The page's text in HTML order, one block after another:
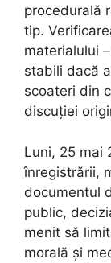
procedurală
tip.
materialului
stabili dacă
scoateri din
discuției
Luni, 25 mai
înregistrării,
documentul
public,
menit să
morală și